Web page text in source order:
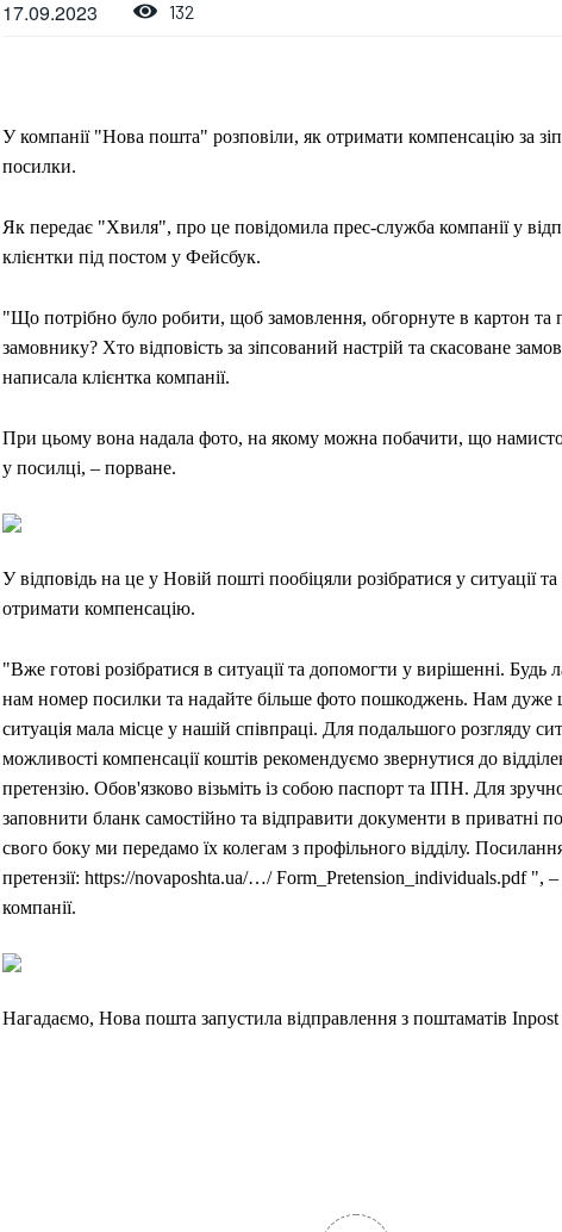
17.09.2023 132
У компанії "Нова пошта" розповіли, як отримати компенсацію за
посилки.
Як передає "Хвиля", про це повідомила прес-служба компанії у
клієнтки під постом у Фейсбук.
"Що потрібно було робити, щоб замовлення, обгорнуте в картон та
замовнику? Хто відповість за зіпсований настрій та скасоване
написала клієнтка компанії.
При цьому вона надала фото, на якому можна побачити, що
у посилці, – порване.
У відповідь на це у Новій пошті пообіцяли розібратися у ситуації та
отримати компенсацію.
"Вже готові розібратися в ситуації та допомогти у вирішенні. Будь
нам номер посилки та надайте більше фото пошкоджень. Нам дуже
ситуація мала місце у нашій співпраці. Для подальшого розгляду
можливості компенсації коштів рекомендуємо звернутися до
претензію. Обов'язково візьміть із собою паспорт та ІПН. Для
заповнити бланк самостійно та відправити документи в приватні
свого боку ми передамо їх колегам з профільного відділу.
претензії: https://novaposhta.ua/…/ Form_Pretension_individuals.pdf ",
компанії.
Нагадаємо, Нова пошта запустила відправлення з поштаматів